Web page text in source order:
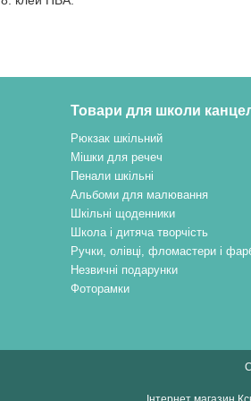
Товари для школи
Рюкзак шкільний
Мішки для речеч
Пенали шкільні
Альбоми для малювання
Шкільні щоденники
Школа і дитяча творчість
Ручки, олівці, фломастери і
Незвичні подарунки
Фоторамки